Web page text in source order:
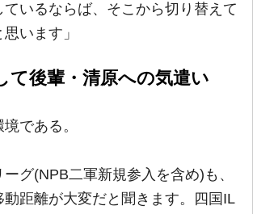
いるならば、そこから切り替えて
います」
て後輩・清原への気遣い
である。
ーグ(NPB二軍新規参入を含め)も、
距離が大変だと聞きます。四国IL